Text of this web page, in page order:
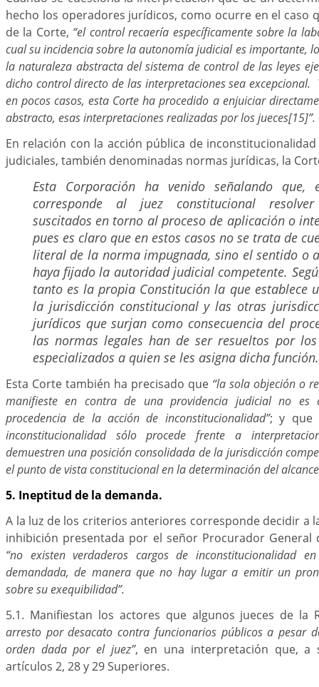
hecho los operadores jurídicos, como ocurre en el caso
de la Corte, “el control recaería específicamente sobre la
cual su incidencia sobre la autonomía judicial es importante,
la naturaleza abstracta del sistema de control de las leyes
dicho control directo de las interpretaciones sea excepcional.
en pocos casos, esta Corte ha procedido a enjuiciar
abstracto, esas interpretaciones realizadas por los jueces[15]”.
En relación con la acción pública de
judiciales, también denominadas normas jurídicas, la
Esta Corporación ha venido señalando
corresponde al juez constitucional
suscitados en torno al proceso de aplicación o
pues es claro que en estos casos no se trata de
literal de la norma impugnada, sino el sentido o
haya fijado la autoridad judicial competente.
tanto es la propia Constitución la que establece
la jurisdicción constitucional y las otras
jurídicos que surjan como consecuencia del
las normas legales han de ser resueltos por
especializados a quien se les asigna dicha función.
Esta Corte también ha precisado que “la sola objeción o
manifieste en contra de una providencia judicial no es
procedencia de la acción de inconstitucionalidad”; y que
inconstitucionalidad sólo procede frente a
demuestren una posición consolidada de la jurisdicción
el punto de vista constitucional en la determinación del
5. Ineptitud de la demanda.
A la luz de los criterios anteriores corresponde decidir a
inhibición presentada por el señor Procurador General
“no existen verdaderos cargos de inconstitucionalidad
demandada, de manera que no hay lugar a emitir un
sobre su exequibilidad”.
5.1. Manifiestan los actores que algunos jueces de la
arresto por desacato contra funcionarios públicos a pesar
orden dada por el juez”, en una interpretación que, a
artículos 2, 28 y 29 Superiores.